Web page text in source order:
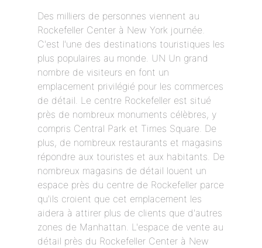
Des milliers de personnes viennent au
Rockefeller Center à New York journée.
C'est l'une des destinations touristiques les
plus populaires au monde. UN Un grand
nombre de visiteurs en font un
emplacement privilégié pour les commerces
de détail. Le centre Rockefeller est situé
près de nombreux monuments célèbres, y
compris Central Park et Times Square. De
plus, de nombreux restaurants et magasins
répondre aux touristes et aux habitants. De
nombreux magasins de détail louent un
espace près du centre de Rockefeller parce
qu'ils croient que cet emplacement les
aidera à attirer plus de clients que d'autres
zones de Manhattan. L'espace de vente au
détail près du Rockefeller Center à New